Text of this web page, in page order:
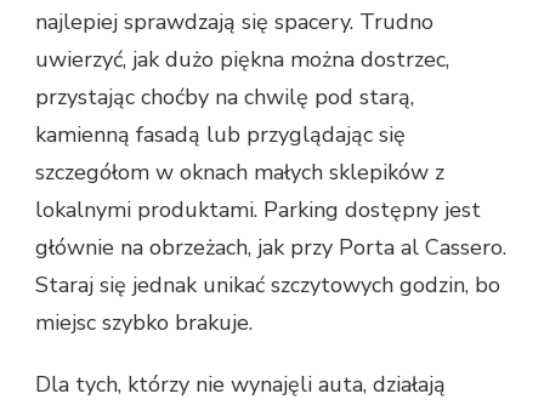
najlepiej sprawdzają się spacery. Trudno
uwierzyć, jak dużo piękna można dostrzec,
przystając choćby na chwilę pod starą,
kamienną fasadą lub przyglądając się
szczegółom w oknach małych sklepików z
lokalnymi produktami. Parking dostępny jest
głównie na obrzeżach, jak przy Porta al Cassero.
Staraj się jednak unikać szczytowych godzin, bo
miejsc szybko brakuje.
Dla tych, którzy nie wynajęli auta, działają